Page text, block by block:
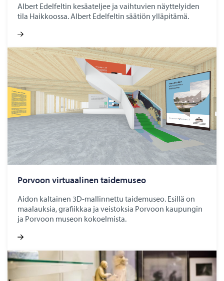
Albert Edelfeltin kesäateljee ja vaihtuvien näyttelyiden
tila Haikkoossa. Albert Edelfeltin säätiön ylläpitämä.
Por­voon vir­tu­aa­li­nen tai­de­museo
Aidon kaltainen 3D-mallinnettu taidemuseo. Esillä on
maalauksia, grafiikkaa ja veistoksia Porvoon kaupungin
ja Porvoon museon kokoelmista.